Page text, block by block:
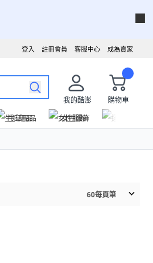
成為賣家
客服中心
註冊會員
登入
我的酷澎
購物車
生活用品 女性服飾
60每頁筆